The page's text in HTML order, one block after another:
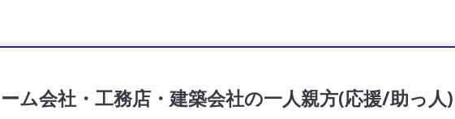
ム会社・工務店・建築会社の一人親方(応援/助っ人)